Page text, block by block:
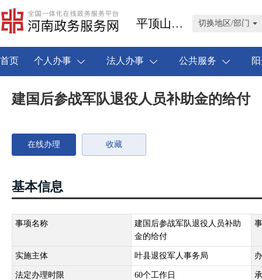
平顶山市叶县 切换地区/部门
首页 个人办事 法人办事 公共服务
建国后参战军队退役人员补助金的给付
在线办理 收藏
基本信息
事项名称
建国后参战军队退役人员补助
金的给付
实施主体 叶县退役军人事务局
法定办理时限 60个工作日